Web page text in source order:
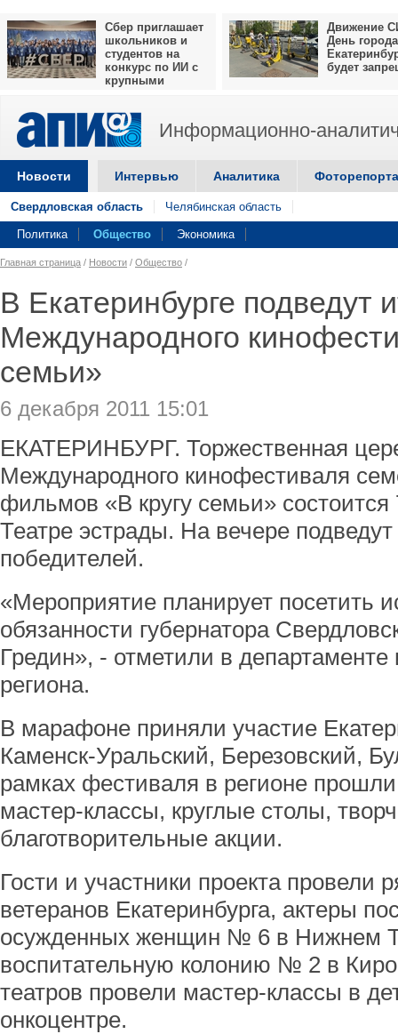
Сбер приглашает
школьников и
студентов на
конкурс по ИИ с
крупными
Движение
День города
будет
Информационно-
Новости Интервью Аналитика
Свердловская область Челябинская область
Политика Общество Экономика
Главная страница / Новости / Общество /
В Екатеринбурге подведут
Международного
семьи»
6 декабря 2011 15:01
ЕКАТЕРИНБУРГ. Торжественная
Международного кинофестиваля
фильмов «В кругу семьи»
Театре эстрады. На вечере
победителей.
«Мероприятие планирует посетить
обязанности губернатора
Гредин», - отметили в
региона.
В марафоне приняли участие
Каменск-Уральский, Березовский,
рамках фестиваля в регионе
мастер-классы, круглые столы,
благотворительные акции.
Гости и участники проекта провели
ветеранов Екатеринбурга, актеры
осужденных женщин № 6 в Нижнем
воспитательную колонию № 2 в
театров провели мастер-классы в
онкоцентре.